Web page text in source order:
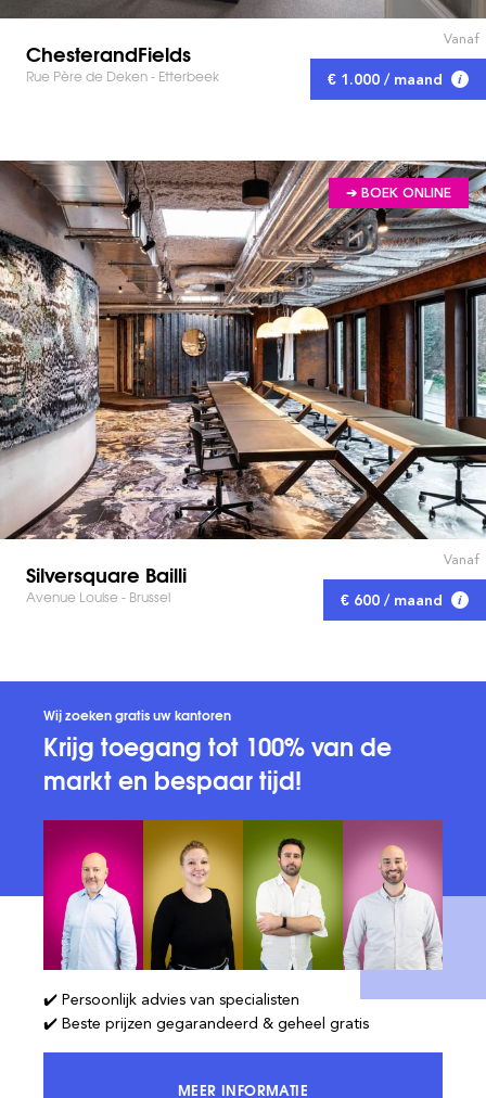
ChesterandFields
Rue Père de Deken - Etterbeek
Vanaf
€ 1.000 / maand
➔ BOEK ONLINE
Silversquare Bailli
Avenue Louise - Brussel
Vanaf
€ 600 / maand
Wij zoeken gratis uw kantoren
Krijg toegang tot 100% van de
markt en bespaar tijd!
✔️ Persoonlijk advies van specialisten
✔️ Beste prijzen gegarandeerd & geheel gratis
MEER INFORMATIE